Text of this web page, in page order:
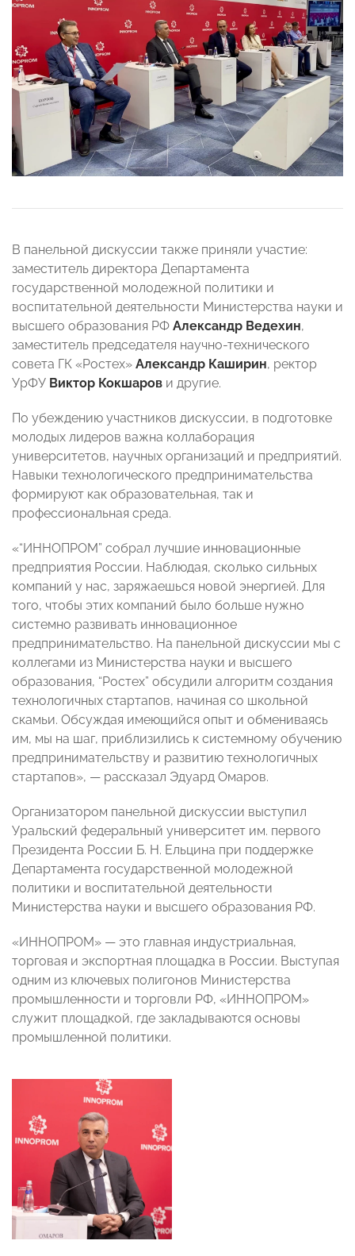
В панельной дискуссии также приняли участие:
заместитель директора Департамента
государственной молодежной политики и
воспитательной деятельности Министерства науки и
высшего образования РФ Александр Ведехин,
заместитель председателя научно-технического
совета ГК «Ростех» Александр Каширин, ректор
УрФУ Виктор Кокшаров и другие.
По убеждению участников дискуссии, в подготовке
молодых лидеров важна коллаборация
университетов, научных организаций и предприятий.
Навыки технологического предпринимательства
формируют как образовательная, так и
профессиональная среда.
«“ИННОПРОМ” собрал лучшие инновационные
предприятия России. Наблюдая, сколько сильных
компаний у нас, заряжаешься новой энергией. Для
того, чтобы этих компаний было больше нужно
системно развивать инновационное
предпринимательство. На панельной дискуссии мы с
коллегами из Министерства науки и высшего
образования, “Ростех” обсудили алгоритм создания
технологичных стартапов, начиная со школьной
скамьи. Обсуждая имеющийся опыт и обмениваясь
им, мы на шаг, приблизились к системному обучению
предпринимательству и развитию технологичных
стартапов», — рассказал Эдуард Омаров.
Организатором панельной дискуссии выступил
Уральский федеральный университет им. первого
Президента России Б. Н. Ельцина при поддержке
Департамента государственной молодежной
политики и воспитательной деятельности
Министерства науки и высшего образования РФ.
«ИННОПРОМ» — это главная индустриальная,
торговая и экспортная площадка в России. Выступая
одним из ключевых полигонов Министерства
промышленности и торговли РФ, «ИННОПРОМ»
служит площадкой, где закладываются основы
промышленной политики.